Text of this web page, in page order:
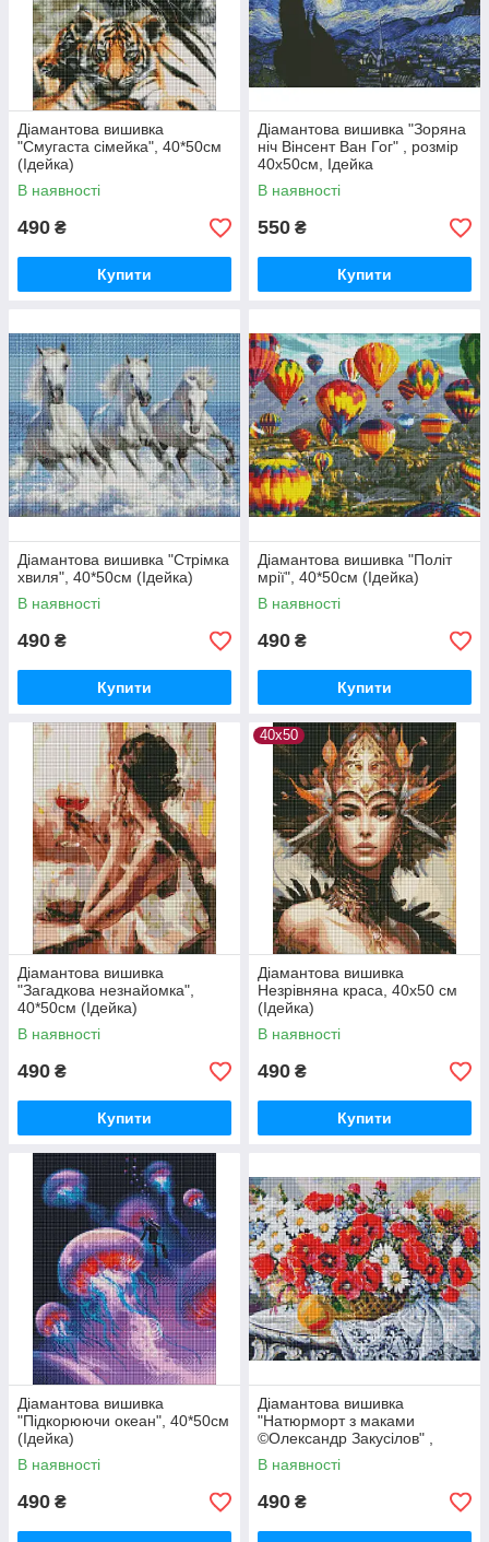
Діамантова вишивка
"Смугаста сімейка", 40*50см
(Ідейка)
В наявності
490 ₴
Купити
Діамантова вишивка "Зоряна
ніч Вінсент Ван Гог" , розмір
40х50см, Ідейка
В наявності
550 ₴
Купити
Діамантова вишивка "Стрімка
хвиля", 40*50см (Ідейка)
В наявності
490 ₴
Купити
Діамантова вишивка "Політ
мрії", 40*50см (Ідейка)
В наявності
490 ₴
Купити
Діамантова вишивка
"Загадкова незнайомка",
40*50см (Ідейка)
В наявності
490 ₴
Купити
40х50
Діамантова вишивка
Незрівняна краса, 40х50 см
(Ідейка)
В наявності
490 ₴
Купити
Діамантова вишивка
"Підкорюючи океан", 40*50см
(Ідейка)
В наявності
490 ₴
Діамантова вишивка
"Натюрморт з маками
©Олександр Закусілов" ,
розмір 40х50см, Ідейка
В наявності
490 ₴